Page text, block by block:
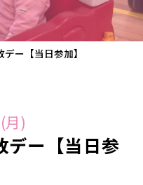
ー【当日参加】
月)
デー【当日参